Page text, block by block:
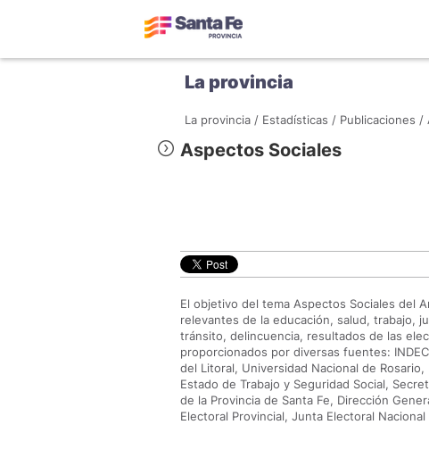
La provincia
La provincia / Estadísticas / Publicaciones /
Aspectos Sociales
El objetivo del tema Aspectos Sociales del
relevantes de la educación, salud, trabajo,
tránsito, delincuencia, resultados de las
proporcionados por diversas fuentes:
del Litoral, Universidad Nacional de
Estado de Trabajo y Seguridad Social,
de la Provincia de Santa Fe, Dirección
Electoral Provincial, Junta Electoral